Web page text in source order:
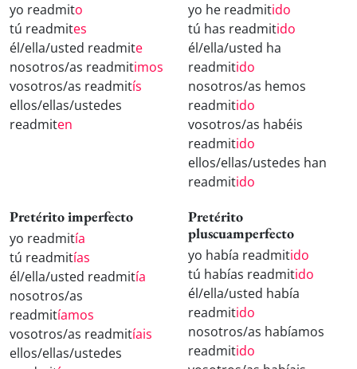
yo readmito
tú readmites
él/ella/usted readmite
nosotros/as readmitimos
vosotros/as readmitís
ellos/ellas/ustedes
readmiten
yo he readmitido
tú has readmitido
él/ella/usted ha
readmitido
nosotros/as hemos
readmitido
vosotros/as habéis
readmitido
ellos/ellas/ustedes han
readmitido
Pretérito imperfecto
yo readmitía
tú readmitías
él/ella/usted readmitía
nosotros/as
readmitíamos
vosotros/as readmitíais
ellos/ellas/ustedes
Pretérito
pluscuamperfecto
yo había readmitido
tú habías readmitido
él/ella/usted había
readmitido
nosotros/as habíamos
readmitido